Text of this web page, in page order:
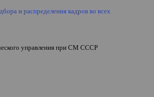
и распределения кадров во всех
управления при СМ СССР